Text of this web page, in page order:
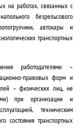
на работах, связанных с
безрельсового
автокары и
транспортных
работодателями –
правовых форм и
– физических лиц, не
при организации и
техническим
состояния транспортных